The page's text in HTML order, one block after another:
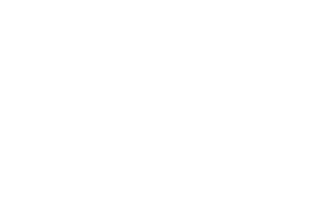
CLASSE-E E-250
CLASSE-E E-250
CLASSE-E E-250
CLASSE-E E-250